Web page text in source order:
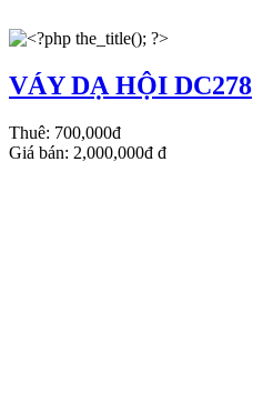
VÁY DẠ HỘI DC278
Thuê: 700,000đ
Giá bán: 2,000,000đ đ